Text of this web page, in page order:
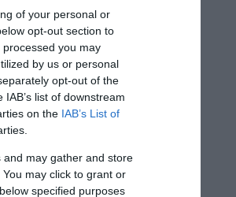
of your personal or
opt-out section to
you may
by us or personal
opt-out of the
list of downstream
on the IAB’s List of
may gather and store
may click to grant or
specified purposes